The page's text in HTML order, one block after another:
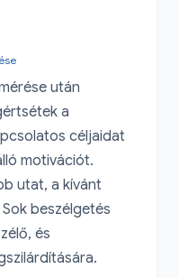
után
a
céljaidat
motivációt.
utat, a kívánt
beszélgetés
és